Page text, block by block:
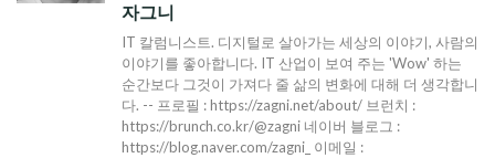
자그니
IT 칼럼니스트. 디지털로 살아가는 세상의 이야기, 사람의
이야기를 좋아합니다. IT 산업이 보여 주는 'Wow' 하는
순간보다 그것이 가져다 줄 삶의 변화에 대해 더 생각합니
다. -- 프로필 : https://zagni.net/about/ 브런치 :
https://brunch.co.kr/@zagni 네이버 블로그 :
https://blog.naver.com/zagni_ 이메일 :